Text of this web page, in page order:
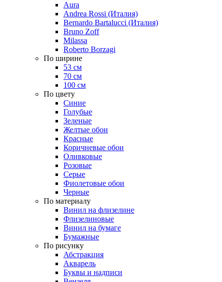
Aura
Andrea Rossi (Италия)
Bernardo Bartalucci (Италия)
Bruno Zoff
Milassa
Roberto Borzagi
По ширине
53 см
70 см
100 см
По цвету
Синие
Голубые
Зеленые
Желтые обои
Красные
Коричневые обои
Оливковые
Розовые
Серые
Фиолетовые обои
Черные
По материалу
Винил на флизелине
Флизелиновые
Винил на бумаге
Бумажные
По рисунку
Абстракция
Акварель
Буквы и надписи